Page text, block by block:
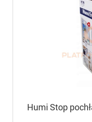
Humi Stop